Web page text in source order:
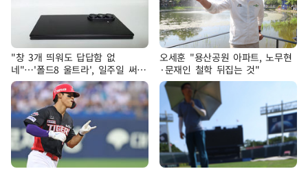
"창 3개 띄워도 답답함 없
네"…'폴드8 울트라', 일주일 써보
니
오세훈 "용산공원 아파트, 노무현
·문재인 철학 뒤집는 것"